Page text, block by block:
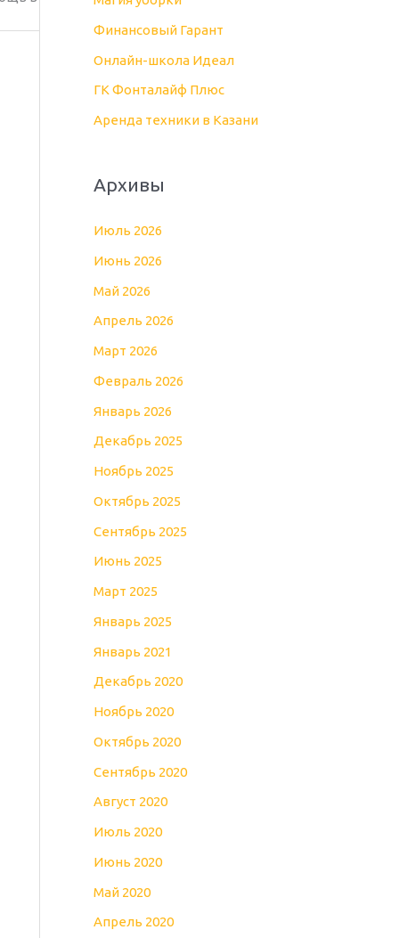
Финансовый Гарант
Онлайн-школа Идеал
ГК Фонталайф Плюс
Аренда техники в Казани
Архивы
Июль 2026
Июнь 2026
Май 2026
Апрель 2026
Март 2026
Февраль 2026
Январь 2026
Декабрь 2025
Ноябрь 2025
Октябрь 2025
Сентябрь 2025
Июнь 2025
Март 2025
Январь 2025
Январь 2021
Декабрь 2020
Ноябрь 2020
Октябрь 2020
Сентябрь 2020
Август 2020
Июль 2020
Июнь 2020
Май 2020
Апрель 2020